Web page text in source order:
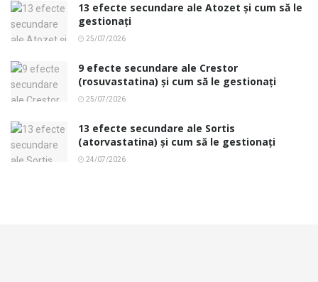
13 efecte secundare ale Atozet și cum să le
gestionați
25/07/2026
9 efecte secundare ale Crestor
(rosuvastatina) și cum să le gestionați
25/07/2026
13 efecte secundare ale Sortis
(atorvastatina) și cum să le gestionați
24/07/2026